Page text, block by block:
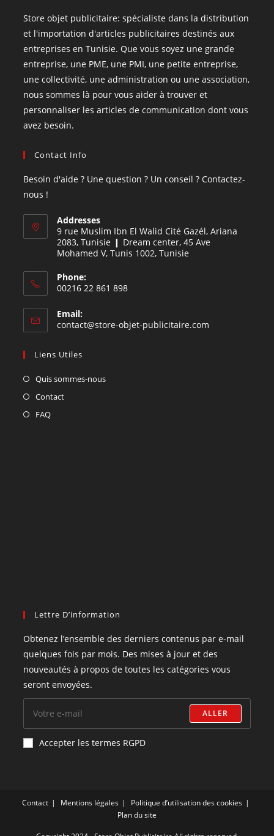
Store objet publicitaire: spécialiste dans la distribution
et l'importation d'articles publicitaires destinés aux
entreprises en Tunisie. Que vous soyez une grande
entreprise, une PME, une PMI, une petite entreprise,
une collectivité, une administration ou une association,
nous sommes là pour vous aider à trouver et
personnaliser les articles de communication dont vous
avez besoin.
Contact Info
Besoin d'aide ? Une question ? Un conseil ? Contactez-
nous !
Addresses
9 rue Muslim Ibn El Walid Cité Gazél, Ariana
2083, Tunisie ❙ Dream center, 45 Ave
Mohamed V, Tunis 1002, Tunisie
Phone:
00216 22 861 898
Email:
contact@store-objet-publicitaire.com
Liens Utiles
Quis sommes-nous
Contact
FAQ
Lettre D’information
Obtenez l’ensemble des derniers contenus par e-mail
quelques fois par mois. Des mises à jour et des
nouveautés à propos de toutes les catégories vous
seront envoyées.
ALLER
Accepter les termes RGPD
Contact Mentions légales
Politique d’utilisation des cookies
Plan du site